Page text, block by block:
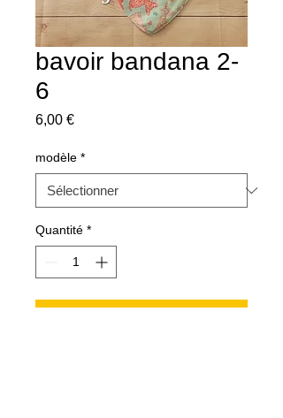
bavoir bandana 2-
6
6,00 €Prix
modèle *
Quantité *